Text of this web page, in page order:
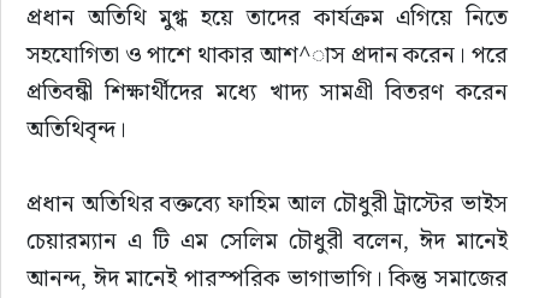
প্রধান অতিথি মুগ্ধ হয়ে তাদের কার্যক্রম এগিয়ে নিতে
সহযোগিতা ও পাশে থাকার আশ^াস প্রদান করেন। পরে
প্রতিবন্ধী শিক্ষার্থীদের মধ্যে খাদ্য সামগ্রী বিতরণ করেন
অতিথিবৃন্দ।
প্রধান অতিথির বক্তব্যে ফাহিম আল চৌধুরী ট্রাস্টের ভাইস
চেয়ারম্যান এ টি এম সেলিম চৌধুরী বলেন, ঈদ মানেই
আনন্দ, ঈদ মানেই পারস্পরিক ভাগাভাগি। কিন্তু সমাজের